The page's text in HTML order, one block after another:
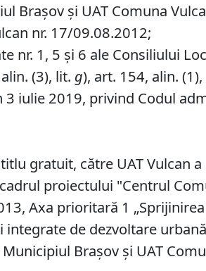
Brașov și UAT Comuna
nr. 17/09.08.2012;
nr. 1, 5 și 6 ale Consiliului
(3), lit. g), art. 154, alin.
3 iulie 2019, privind Codul
gratuit, către UAT Vulcan
proiectului "Centrul
Axa prioritară 1
de dezvoltare
Brașov și UAT